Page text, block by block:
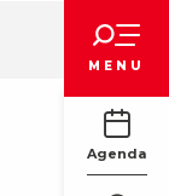
MENU
Agenda